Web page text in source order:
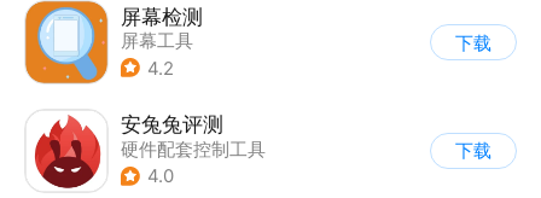
屏幕检测
屏幕工具
4.2
下载
安兔兔评测
硬件配套控制工具
4.0
下载